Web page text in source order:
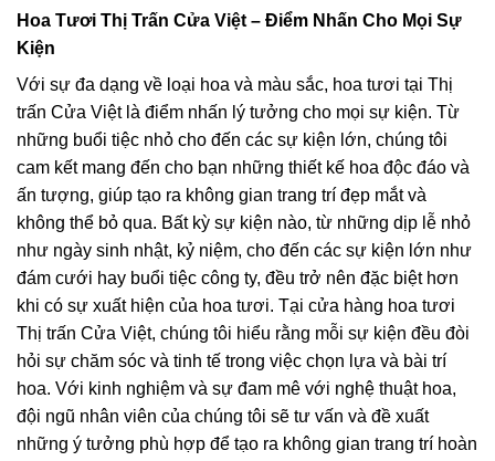
Hoa Tươi Thị Trấn Cửa Việt – Điểm Nhấn Cho Mọi Sự
Kiện
Với sự đa dạng về loại hoa và màu sắc, hoa tươi tại Thị
trấn Cửa Việt là điểm nhấn lý tưởng cho mọi sự kiện. Từ
những buổi tiệc nhỏ cho đến các sự kiện lớn, chúng tôi
cam kết mang đến cho bạn những thiết kế hoa độc đáo và
ấn tượng, giúp tạo ra không gian trang trí đẹp mắt và
không thể bỏ qua. Bất kỳ sự kiện nào, từ những dịp lễ nhỏ
như ngày sinh nhật, kỷ niệm, cho đến các sự kiện lớn như
đám cưới hay buổi tiệc công ty, đều trở nên đặc biệt hơn
khi có sự xuất hiện của hoa tươi. Tại cửa hàng hoa tươi
Thị trấn Cửa Việt, chúng tôi hiểu rằng mỗi sự kiện đều đòi
hỏi sự chăm sóc và tinh tế trong việc chọn lựa và bài trí
hoa. Với kinh nghiệm và sự đam mê với nghệ thuật hoa,
đội ngũ nhân viên của chúng tôi sẽ tư vấn và đề xuất
những ý tưởng phù hợp để tạo ra không gian trang trí hoàn